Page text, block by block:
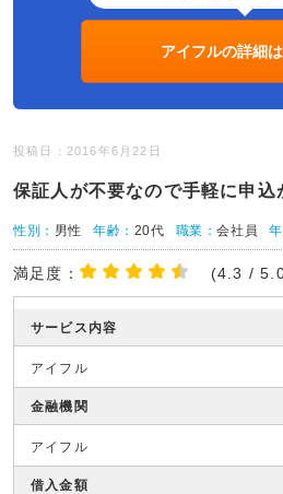
アイフルの詳細
投稿日：2016年6月22日
保証人が不要なので手軽に申込
性別： 男性 年齢： 20代 職業：会社員 年
満足度： (4.3 /
サービス内容
アイフル
金融機関
アイフル
借入金額